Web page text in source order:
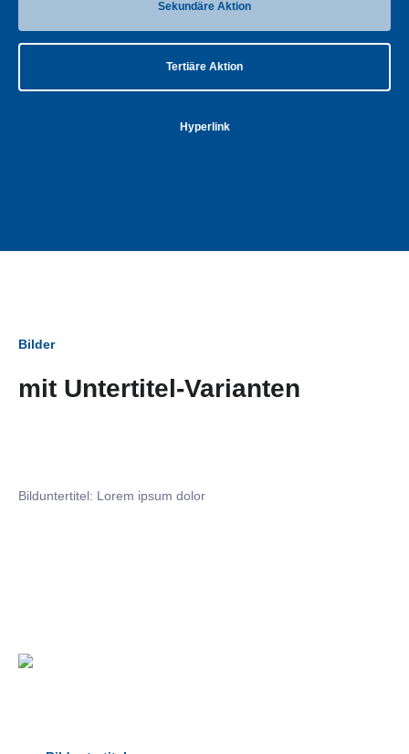
Sekundäre Aktion
Tertiäre Aktion
Hyperlink
Bilder
mit Untertitel-Varianten
Bilduntertitel: Lorem ipsum dolor